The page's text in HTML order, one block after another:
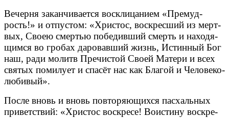
Ве­чер­ня за­кан­чи­ва­ет­ся вос­кли­ца­ни­ем «Пре­муд­
рость!» и от­пу­стом: «Хри­стос, вос­крес­ший из мерт­
вых, Сво­ею смер­тью по­бе­див­ший смерть и на­хо­дя­
щим­ся во гро­бах да­ро­вав­ший жизнь, Ис­тин­ный Бог
наш, ра­ди мо­литв Пре­чи­стой Сво­ей Ма­те­ри и всех
свя­тых по­ми­лу­ет и спа­сёт нас как Бла­гой и Че­ло­ве­ко­
лю­би­вый».
После вновь и вновь повторяющихся пас­халь­ных
при­вет­ствий: «Хри­стос вос­кре­се! Во­ис­ти­ну вос­кре­